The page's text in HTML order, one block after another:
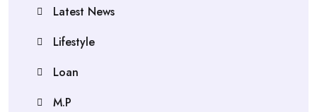
Latest News
Lifestyle
Loan
M.P